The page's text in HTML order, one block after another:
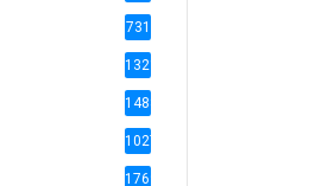
731
1321
1488
1027
1769